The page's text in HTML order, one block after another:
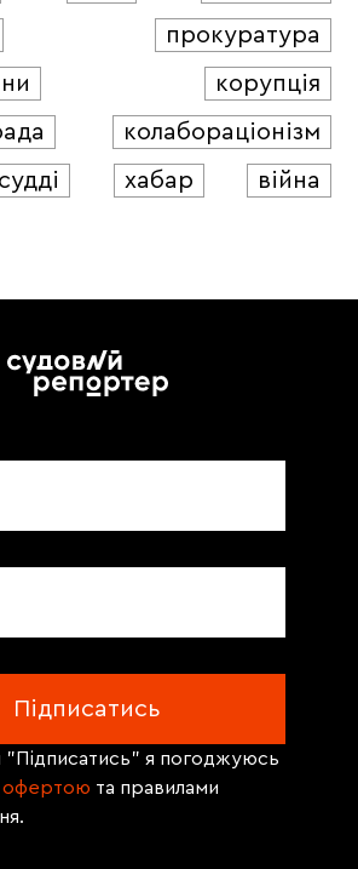
прокуратура
корупція
колабораціонізм
судді хабар війна
"Підписатись" я погоджуюсь
офертою та правилами